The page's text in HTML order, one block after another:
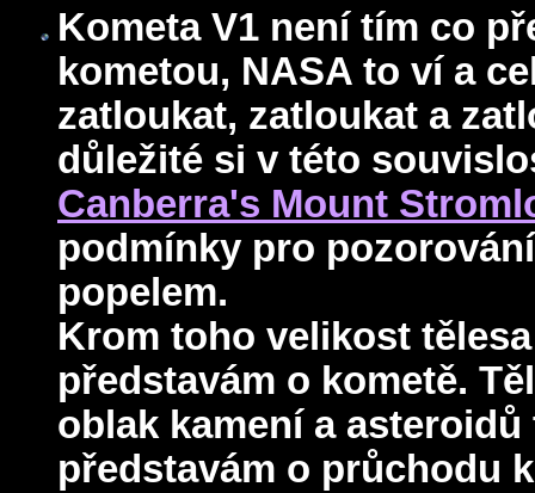
Kometa V1 není tím co
kometou, NASA to ví a
zatloukat, zatloukat a
důležité si v této
Canberra's Mount
podmínky pro
popelem.
Krom toho velikost
představám o kometě.
oblak kamení a
představám o průchodu